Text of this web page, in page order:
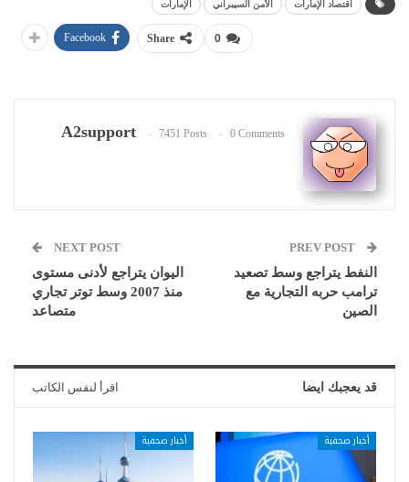
اقتصاد الإمارات الأمن السيبراني الإمارات
0
Share
Facebook
A2support 7451 Posts 0 Comments
النفط يتراجع وسط تصعيد
ترامب حربه التجارية مع
الصين
NEXT POST
اليوان يتراجع لأدنى مستوى
منذ 2007 وسط توتر تجاري
متصاعد
قد يعجبك ايضا اقرأ لنفس الكاتب
أخبار صحفية أخبار صحفية